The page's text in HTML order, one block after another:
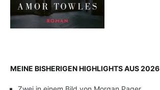
MEINE BISHERIGEN HIGHLIGHTS AUS 2026